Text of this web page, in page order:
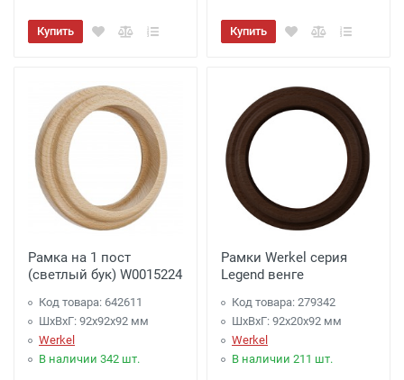
Купить Купить
Рамка на 1 пост
(светлый бук) W0015224
Код товара: 642611
ШхВхГ: 92x92x92 мм
Werkel
В наличии 342 шт.
Рамки Werkel серия
Legend венге
Код товара: 279342
ШхВхГ: 92x20x92 мм
Werkel
В наличии 211 шт.